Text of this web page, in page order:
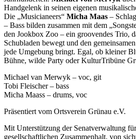
Handgelenk in seinen eigenen
Die „Musicianeers“ Micha Maas –
– Bass bilden zusammen mit dem
den Jookbox Zoo – ein groovendes Trio,
Schubladen bewegt und den
jede Umgebung bringt. Egal, ob kleiner
Bühne, wilde Party oder KulturTribüne
Michael van Merwyk – voc, git
Tobi Fleischer – bass
Micha Maass – drums, voc
Präsentiert vom Ortsverein Grünau e.V.
Mit Unterstützung der Senatverwaltung
gesellschaftlichen Zusammenhalt, von